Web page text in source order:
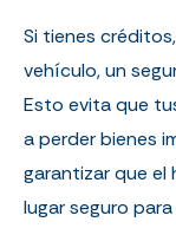
Si tienes
vehículo, un
Esto evita que
a perder bienes
garantizar que el
lugar seguro para